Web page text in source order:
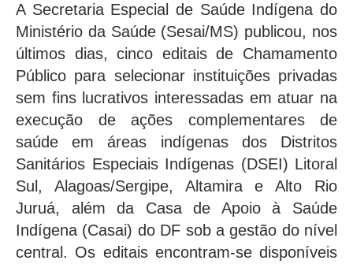
A Secretaria Especial de Saúde Indígena do
Ministério da Saúde (Sesai/MS) publicou, nos
últimos dias, cinco editais de Chamamento
Público para selecionar instituições privadas
sem fins lucrativos interessadas em atuar na
execução de ações complementares de
saúde em áreas indígenas dos Distritos
Sanitários Especiais Indígenas (DSEI) Litoral
Sul, Alagoas/Sergipe, Altamira e Alto Rio
Juruá, além da Casa de Apoio à Saúde
Indígena (Casai) do DF sob a gestão do nível
central. Os editais encontram-se disponíveis